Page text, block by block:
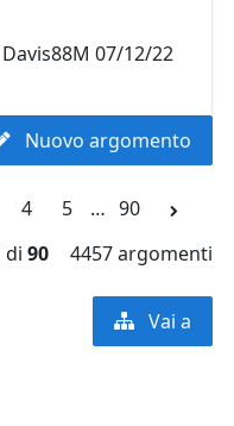
Davis88M 07/12/22
Nuovo argomento
4 5 … 90
di 90 4457 argomenti
Vai a